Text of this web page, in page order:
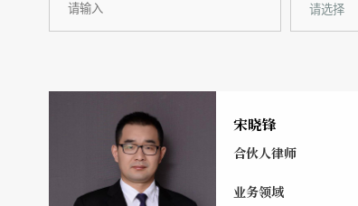
宋晓锋
合伙人律师
业务领域